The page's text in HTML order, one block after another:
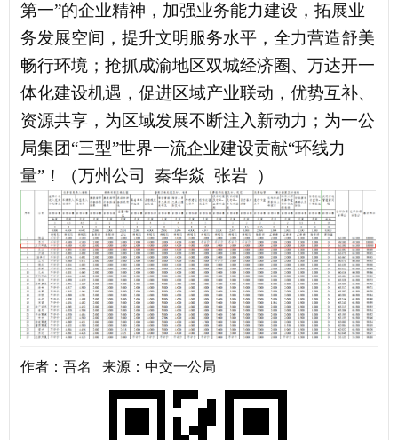
第一”的企业精神，加强业务能力建设，拓展业
务发展空间，提升文明服务水平，全力营造舒美
畅行环境；抢抓成渝地区双城经济圈、万达开一
体化建设机遇，促进区域产业联动，优势互补、
资源共享，为区域发展不断注入新动力； 为一公
局集团“三型”世界一流企业建设贡献“环线力
量”！（万州公司 秦华焱 张岩 ）
作者：吾名 来源：中交一公局